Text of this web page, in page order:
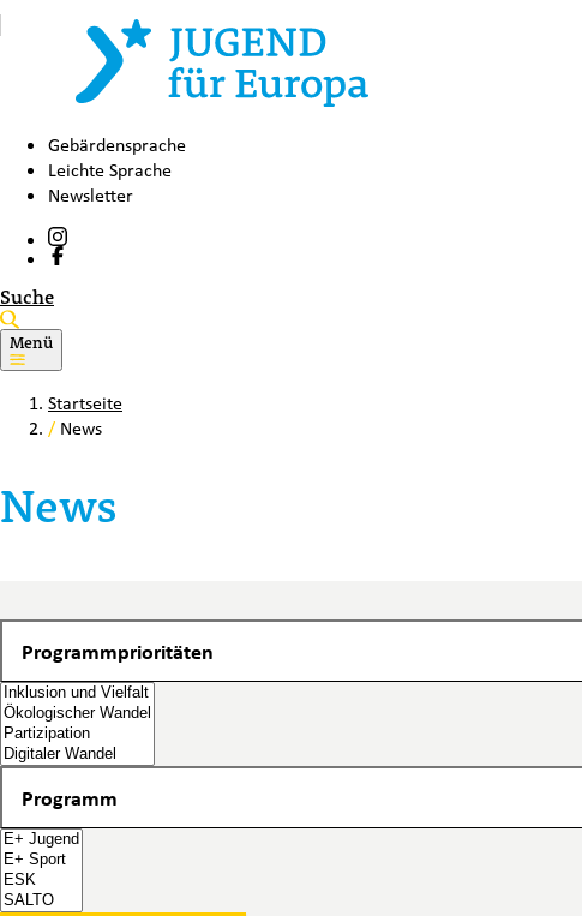
Gebärdensprache
Leichte Sprache
Newsletter
Suche
Menü
Startseite
/ News
News
Programmprioritäten
Programm